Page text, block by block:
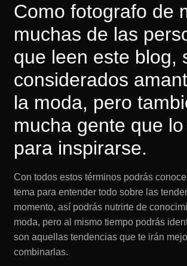
Como fotografo de
muchas de las
que leen este blog,
considerados
la moda, pero
mucha gente que
para inspirarse.
Con todos estos términos podrás
tema para entender todo sobre las
momento, así podrás nutrirte de
moda, pero al mismo tiempo podrás
son aquellas tendencias que te irán
combinarlas.